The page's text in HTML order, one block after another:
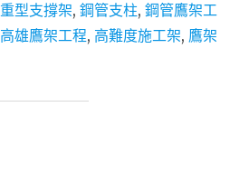
重型支撐架, 鋼管支柱, 鋼管鷹架工
高雄鷹架工程, 高難度施工架, 鷹架